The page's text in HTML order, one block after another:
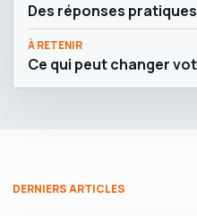
Des réponses
À RETENIR
Ce qui peut changer
DERNIERS ARTICLES